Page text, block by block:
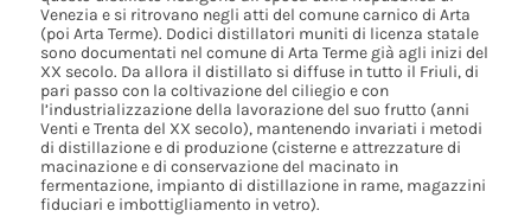
Venezia e si ritrovano negli atti del comune carnico di Arta
(poi Arta Terme). Dodici distillatori muniti di licenza statale
sono documentati nel comune di Arta Terme già agli inizi del
XX secolo. Da allora il distillato si diffuse in tutto il Friuli, di
pari passo con la coltivazione del ciliegio e con
l’industrializzazione della lavorazione del suo frutto (anni
Venti e Trenta del XX secolo), mantenendo invariati i metodi
di distillazione e di produzione (cisterne e attrezzature di
macinazione e di conservazione del macinato in
fermentazione, impianto di distillazione in rame, magazzini
fiduciari e imbottigliamento in vetro).